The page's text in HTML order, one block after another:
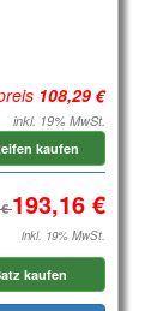
inkl. 19% MwSt.
kaufen
inkl. 19% MwSt.
kaufen